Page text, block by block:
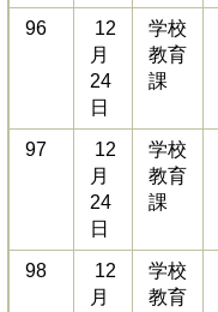
96
12
月
24
日
学校
教育
課
97
12
月
24
日
学校
教育
課
98
12
月
学校
教育